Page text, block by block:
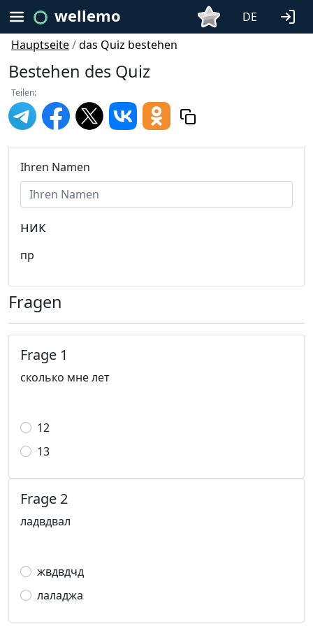
wellemo
DE
Hauptseite/das Quiz bestehen
Bestehen des Quiz
Teilen:
Ihren Namen
ник
пр
Fragen
Frage 1
сколько мне лет
12
13
Frage 2
ладвдвал
жвдвдчд
лаладжа